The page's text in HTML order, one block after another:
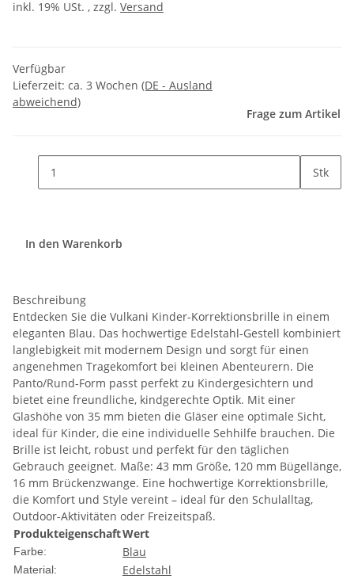
inkl. 19% USt. , zzgl. Versand
Verfügbar
Lieferzeit: ca. 3 Wochen (DE - Ausland
abweichend)
Frage zum Artikel
Stk
In den Warenkorb
Beschreibung
Entdecken Sie die Vulkani Kinder-Korrektionsbrille in einem
eleganten Blau. Das hochwertige Edelstahl-Gestell kombiniert
langlebigkeit mit modernem Design und sorgt für einen
angenehmen Tragekomfort bei kleinen Abenteurern. Die
Panto/Rund-Form passt perfekt zu Kindergesichtern und
bietet eine freundliche, kindgerechte Optik. Mit einer
Glashöhe von 35 mm bieten die Gläser eine optimale Sicht,
ideal für Kinder, die eine individuelle Sehhilfe brauchen. Die
Brille ist leicht, robust und perfekt für den täglichen
Gebrauch geeignet. Maße: 43 mm Größe, 120 mm Bügellänge,
16 mm Brückenzwange. Eine hochwertige Korrektionsbrille,
die Komfort und Style vereint – ideal für den Schulalltag,
Outdoor-Aktivitäten oder Freizeitspaß.
ProdukteigenschaftWert
Farbe: Blau
Material: Edelstahl